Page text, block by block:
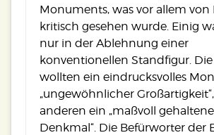
Monuments, was vor allem von
kritisch gesehen wurde. Einig
nur in der Ablehnung einer
konventionellen Standfigur.
wollten ein eindrucksvolles
„ungewöhnlicher
anderen ein „maßvoll
Denkmal“. Die Befürworter der